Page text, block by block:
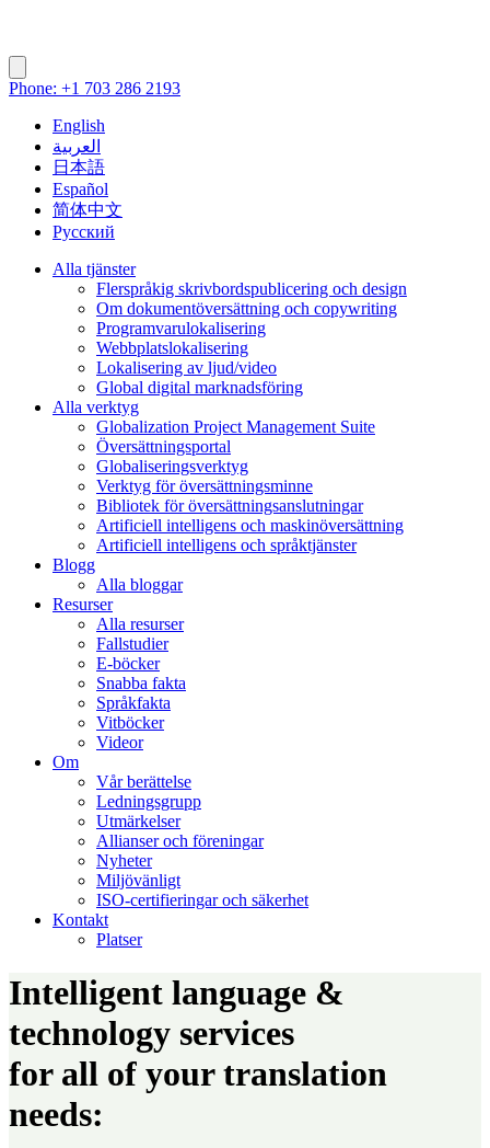
Phone: +1 703 286 2193
English
العربية
日本語
Español
简体中文
Русский
Alla tjänster
Flerspråkig skrivbordspublicering och design
Om dokumentöversättning och copywriting
Programvarulokalisering
Webbplatslokalisering
Lokalisering av ljud/video
Global digital marknadsföring
Alla verktyg
Globalization Project Management Suite
Översättningsportal
Globaliseringsverktyg
Verktyg för översättningsminne
Bibliotek för översättningsanslutningar
Artificiell intelligens och maskinöversättning
Artificiell intelligens och språktjänster
Blogg
Alla bloggar
Resurser
Alla resurser
Fallstudier
E-böcker
Snabba fakta
Språkfakta
Vitböcker
Videor
Om
Vår berättelse
Ledningsgrupp
Utmärkelser
Allianser och föreningar
Nyheter
Miljövänligt
ISO-certifieringar och säkerhet
Kontakt
Platser
Intelligent language &
technology services
for all of your translation
needs: